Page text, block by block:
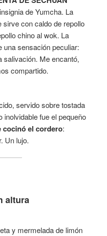
de Yumcha. La
con caldo de repollo
chino al wok. La
una sensación peculiar:
salivación. Me encantó,
compartido.
servido sobre tostada
fue el pequeño
cocinó el cordero:
Un lujo.
altura
y mermelada de limón